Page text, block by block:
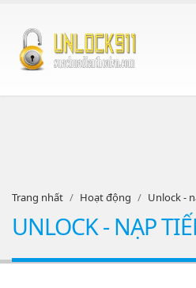
Trang nhất Hoạt động Unlock -
UNLOCK - NẠP